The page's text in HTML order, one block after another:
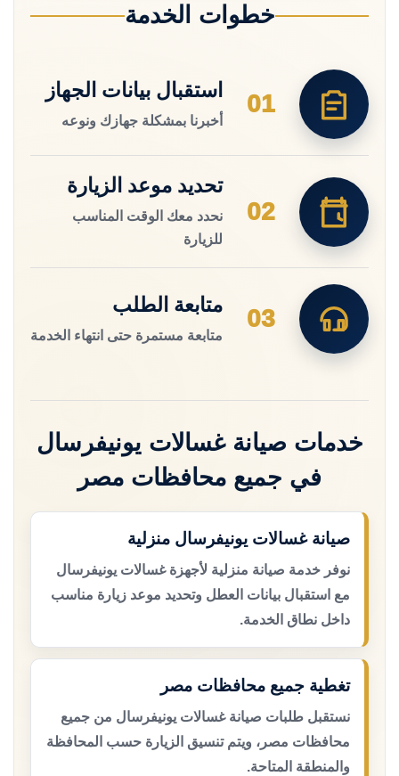
خطوات الخدمة
01
استقبال بيانات الجهاز
أخبرنا بمشكلة جهازك ونوعه
02
تحديد موعد الزيارة
نحدد معك الوقت المناسب
للزيارة
03
متابعة الطلب
متابعة مستمرة حتى انتهاء الخدمة
خدمات صيانة غسالات يونيفرسال
في جميع محافظات مصر
صيانة غسالات يونيفرسال منزلية
نوفر خدمة صيانة منزلية لأجهزة غسالات يونيفرسال
مع استقبال بيانات العطل وتحديد موعد زيارة مناسب
داخل نطاق الخدمة.
تغطية جميع محافظات مصر
نستقبل طلبات صيانة غسالات يونيفرسال من جميع
محافظات مصر، ويتم تنسيق الزيارة حسب المحافظة
والمنطقة المتاحة.